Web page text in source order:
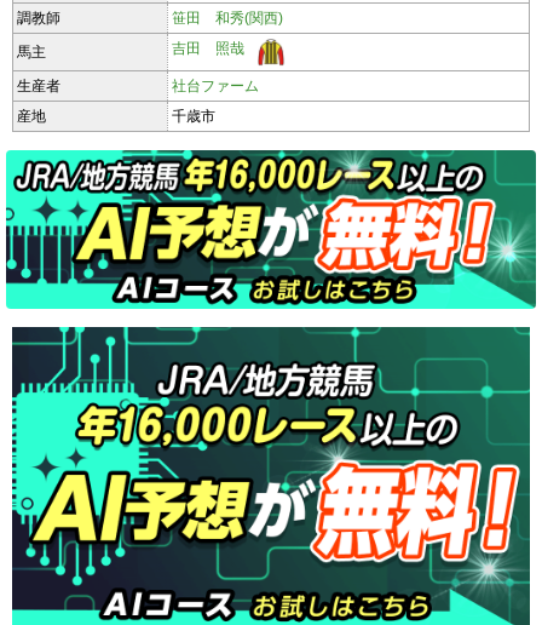
調教師
笹田 和秀(関西)
馬主
吉田 照哉
生産者
社台ファーム
産地
千歳市